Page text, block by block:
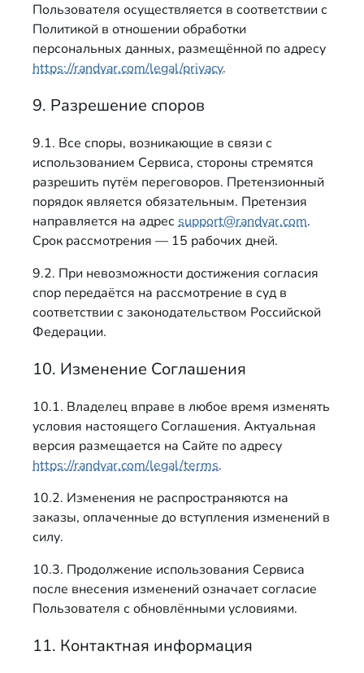
Пользователя осуществляется в соответствии с
Политикой в отношении обработки
персональных данных, размещённой по адресу
https://randvar.com/legal/privacy.
9. Разрешение споров
9.1. Все споры, возникающие в связи с
использованием Сервиса, стороны стремятся
разрешить путём переговоров. Претензионный
порядок является обязательным. Претензия
направляется на адрес support@randvar.com.
Срок рассмотрения — 15 рабочих дней.
9.2. При невозможности достижения согласия
спор передаётся на рассмотрение в суд в
соответствии с законодательством Российской
Федерации.
10. Изменение Соглашения
10.1. Владелец вправе в любое время изменять
условия настоящего Соглашения. Актуальная
версия размещается на Сайте по адресу
https://randvar.com/legal/terms.
10.2. Изменения не распространяются на
заказы, оплаченные до вступления изменений в
силу.
10.3. Продолжение использования Сервиса
после внесения изменений означает согласие
Пользователя с обновлёнными условиями.
11. Контактная информация